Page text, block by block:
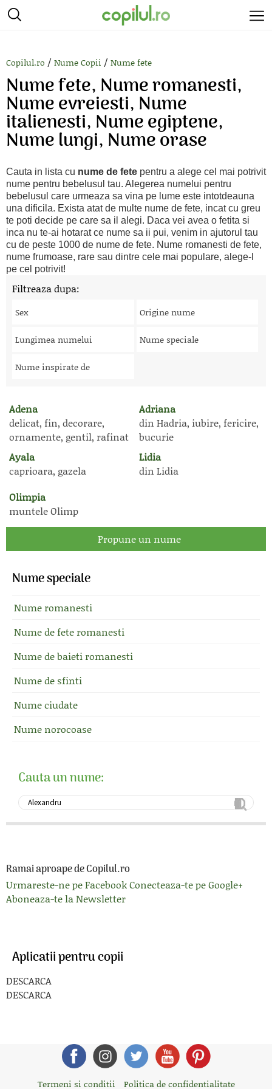
Copilul.ro / Nume Copii / Nume fete
Nume fete, Nume romanesti,
Nume evreiesti, Nume
italienesti, Nume egiptene,
Nume lungi, Nume orase
Cauta in lista cu nume de fete pentru a alege cel mai potrivit
nume pentru bebelusul tau. Alegerea numelui pentru
bebelusul care urmeaza sa vina pe lume este intotdeauna
una dificila. Exista atat de multe nume de fete, incat cu greu
te poti decide pe care sa il alegi. Daca vei avea o fetita si
inca nu te-ai hotarat ce nume sa ii pui, venim in ajutorul tau
cu de peste 1000 de nume de fete. Nume romanesti de fete,
nume frumoase, rare sau dintre cele mai populare, alege-l
pe cel potrivit!
Filtreaza dupa:
Sex Origine nume
Lungimea numelui Nume speciale
Nume inspirate de
Adena
delicat, fin, decorare,
ornamente, gentil, rafinat
Adriana
din Hadria, iubire, fericire,
bucurie
Ayala
caprioara, gazela
Lidia
din Lidia
Olimpia
muntele Olimp
Propune un nume
Nume speciale
Nume romanesti
Nume de fete romanesti
Nume de baieti romanesti
Nume de sfinti
Nume ciudate
Nume norocoase
Cauta un nume:
Ramai aproape de Copilul.ro
Urmareste-ne pe FacebookConecteaza-te pe Google+
Aboneaza-te la Newsletter
Aplicatii pentru copii
DESCARCA
DESCARCA
Termeni si conditii Politica de confidentialitate